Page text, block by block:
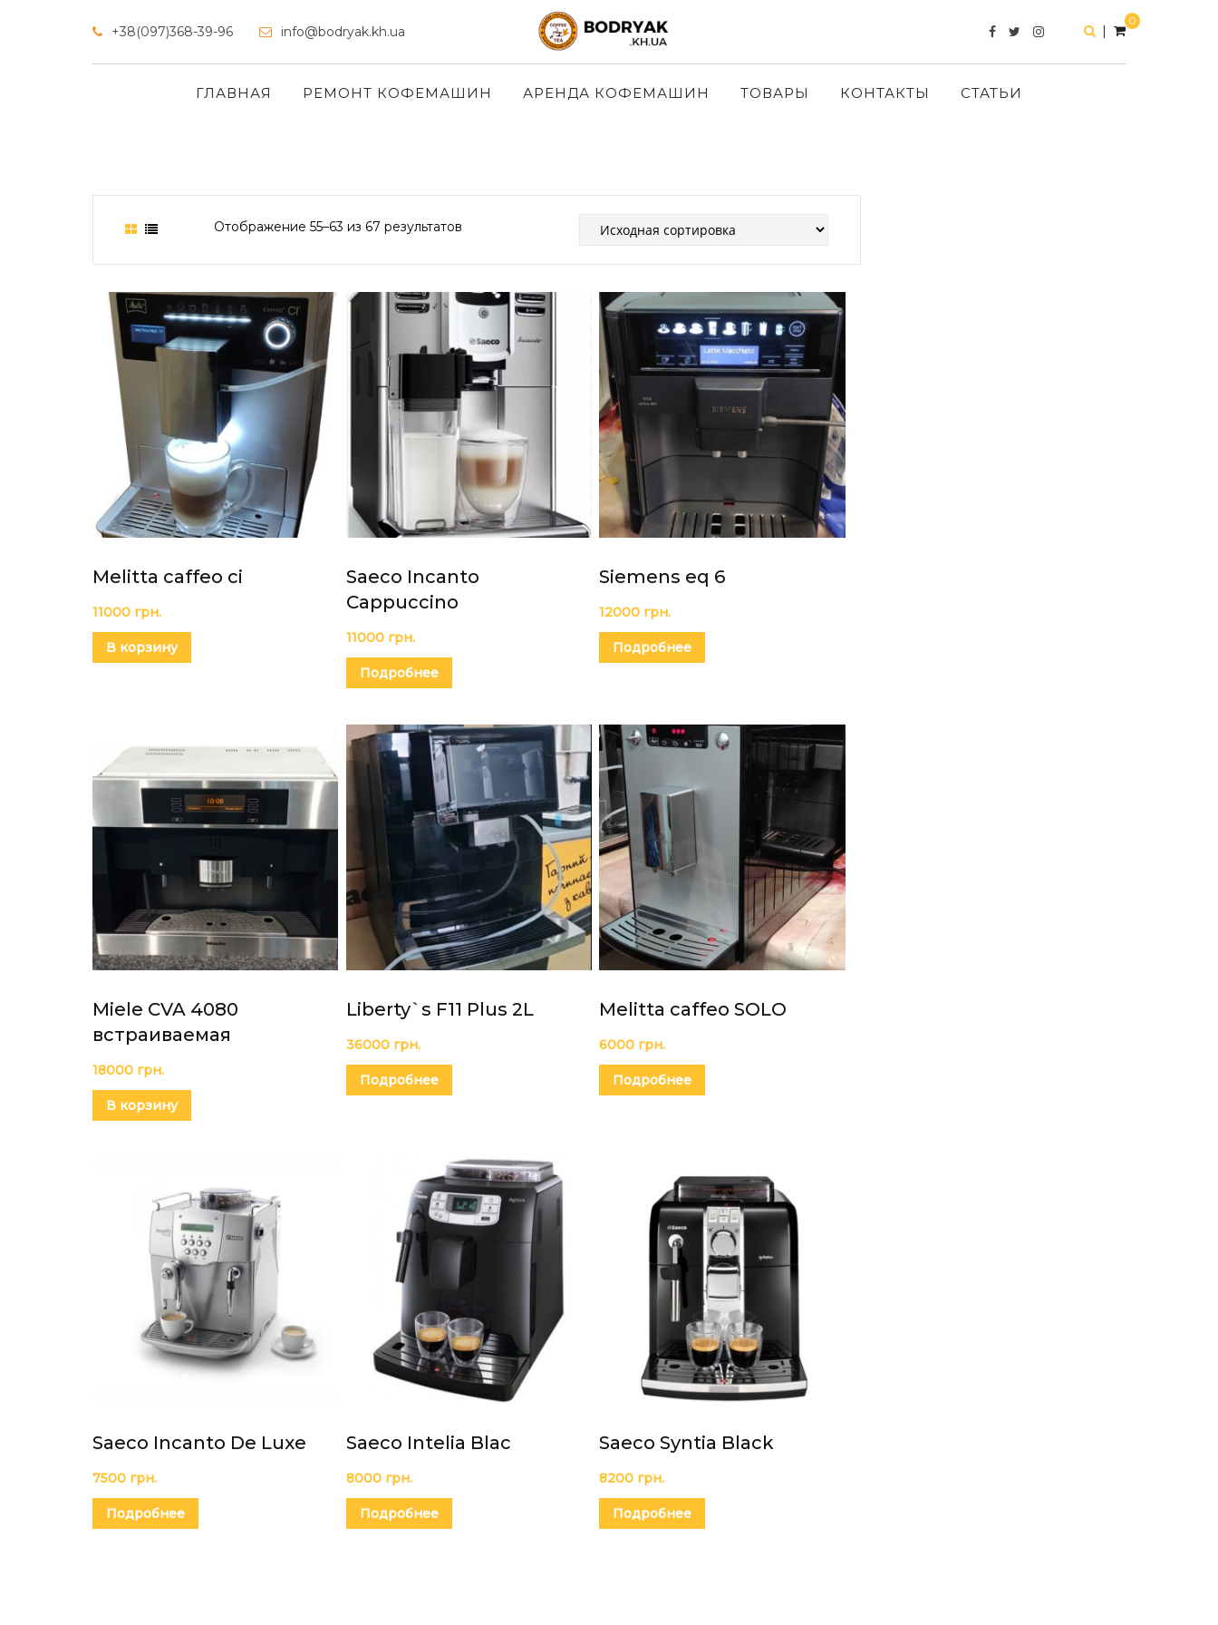
+38(097)368-39-96 info@bodryak.kh.ua
0
|
ГЛАВНАЯ РЕМОНТ КОФЕМАШИН АРЕНДА КОФЕМАШИН ТОВАРЫ КОНТАКТЫ СТАТЬИ
Отображение 55–63 из 67 результатов
Melitta caffeo ci
11000 грн.
В корзину
Saeco Incanto
Cappuccino
11000 грн.
Подробнее
Siemens eq 6
12000 грн.
Подробнее
Miele CVA 4080
встраиваемая
18000 грн.
В корзину
Liberty`s F11 Plus 2L
36000 грн.
Подробнее
Melitta caffeo SOLO
6000 грн.
Подробнее
Saeco Incanto De Luxe
7500 грн.
Подробнее
Saeco Intelia Blac
8000 грн.
Подробнее
Saeco Syntia Black
8200 грн.
Подробнее